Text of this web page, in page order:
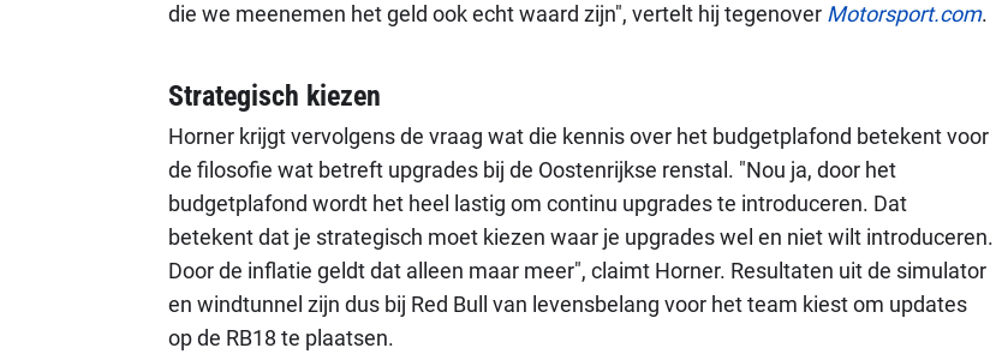
die we meenemen het geld ook echt waard zijn", vertelt hij tegenover Motorsport.com.
Strategisch kiezen
Horner krijgt vervolgens de vraag wat die kennis over het budgetplafond betekent voor
de filosofie wat betreft upgrades bij de Oostenrijkse renstal. "Nou ja, door het
budgetplafond wordt het heel lastig om continu upgrades te introduceren. Dat
betekent dat je strategisch moet kiezen waar je upgrades wel en niet wilt introduceren.
Door de inflatie geldt dat alleen maar meer", claimt Horner. Resultaten uit de simulator
en windtunnel zijn dus bij Red Bull van levensbelang voor het team kiest om updates
op de RB18 te plaatsen.